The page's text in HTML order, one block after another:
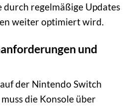
durch regelmäßige Updates
weiter optimiert wird.
und
auf der Nintendo Switch
die Konsole über